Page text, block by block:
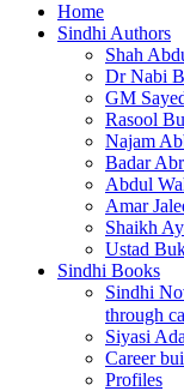
Home
Sindhi Authors
Shah
Dr Nabi
GM
Rasool
Najam
Badar
Abdul
Amar
Shaikh
Ustad
Sindhi Books
Sindhi
Siyasi
Career
Profiles